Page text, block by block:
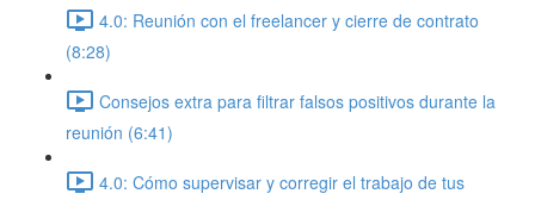
4.0: Reunión con el freelancer y cierre de contrato
(8:28)
Consejos extra para filtrar falsos positivos durante la
reunión (6:41)
4.0: Cómo supervisar y corregir el trabajo de tus